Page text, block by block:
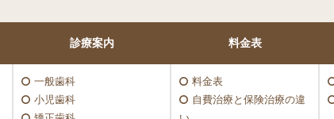
診療案内 料金表
一般歯科
小児歯科
料金表
自費治療と保険治療の違